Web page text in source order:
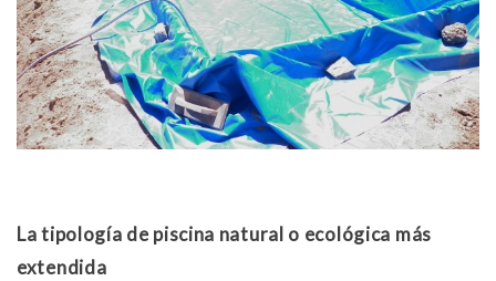
La tipología de piscina natural o ecológica más
extendida